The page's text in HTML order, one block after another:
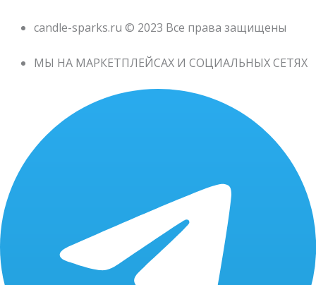
candle-sparks.ru © 2023 Все права защищены
МЫ НА МАРКЕТПЛЕЙСАХ И СОЦИАЛЬНЫХ СЕТЯХ